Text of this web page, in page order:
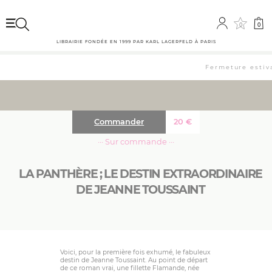
0 0
LIBRAIRIE FONDÉE EN 1999 PAR KARL LAGERFELD À PARIS
Fermeture
LA PANTHÈRE ; LE DESTIN EXTRAORDINAIRE
DE JEANNE TOUSSAINT
20 €
Commander
··· Sur commande ···
Voici, pour la première fois exhumé, le fabuleux
destin de Jeanne Toussaint. Au point de départ
de ce roman vrai, une fillette Flamande, née